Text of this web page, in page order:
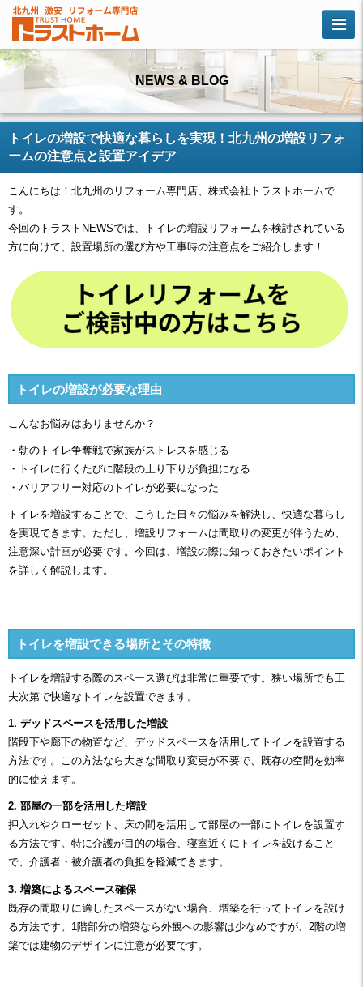
NEWS & BLOG
トイレの増設で快適な暮らしを実現！北九州の増設リフォ
ームの注意点と設置アイデア
こんにちは！北九州のリフォーム専門店、株式会社トラストホームで
す。
今回のトラストNEWSでは、トイレの増設リフォームを検討されている
方に向けて、設置場所の選び方や工事時の注意点をご紹介します！
トイレの増設が必要な理由
こんなお悩みはありませんか？
・朝のトイレ争奪戦で家族がストレスを感じる
・トイレに行くたびに階段の上り下りが負担になる
・バリアフリー対応のトイレが必要になった
トイレを増設することで、こうした日々の悩みを解決し、快適な暮らし
を実現できます。ただし、増設リフォームは間取りの変更が伴うため、
注意深い計画が必要です。今回は、増設の際に知っておきたいポイント
を詳しく解説します。
トイレを増設できる場所とその特徴
トイレを増設する際のスペース選びは非常に重要です。狭い場所でも工
夫次第で快適なトイレを設置できます。
1. デッドスペースを活用した増設
階段下や廊下の物置など、デッドスペースを活用してトイレを設置する
方法です。この方法なら大きな間取り変更が不要で、既存の空間を効率
的に使えます。
2. 部屋の一部を活用した増設
押入れやクローゼット、床の間を活用して部屋の一部にトイレを設置す
る方法です。特に介護が目的の場合、寝室近くにトイレを設けること
で、介護者・被介護者の負担を軽減できます。
3. 増築によるスペース確保
既存の間取りに適したスペースがない場合、増築を行ってトイレを設け
る方法です。1階部分の増築なら外観への影響は少なめですが、2階の増
築では建物のデザインに注意が必要です。